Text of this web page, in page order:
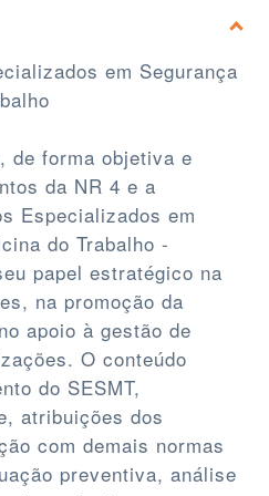
em Segurança
de forma objetiva e
da NR 4 e a
Especializados em
do Trabalho -
papel estratégico na
na promoção da
apoio à gestão de
O conteúdo
do SESMT,
atribuições dos
com demais normas
preventiva, análise